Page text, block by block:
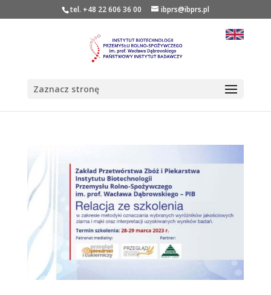
tel. +48 22 606 36 00 ibprs@ibprs.pl
Zaznacz stronę